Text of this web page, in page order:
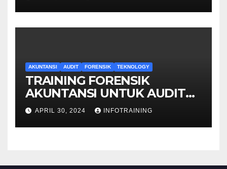
AKUNTANSI AUDIT FORENSIK TEKNOLOGY
TRAINING FORENSIK
AKUNTANSI UNTUK AUDIT
INVESTIGATIF
APRIL 30, 2024 INFOTRAINING